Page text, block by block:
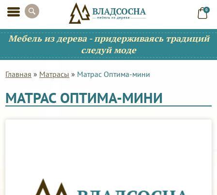
0
Мебель из дерева - придерживаясь традиций
следуй моде
Главная » Матрасы » Матрас Оптима-мини
МАТРАС ОПТИМА-МИНИ